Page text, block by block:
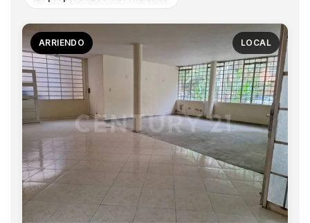
ARRIENDO LOCAL